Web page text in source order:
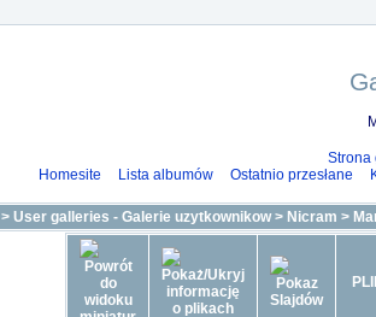
Strona
Homesite
Lista albumów Ostatnio przesłane
> User galleries - Galerie uzytkownikow> Nicram >